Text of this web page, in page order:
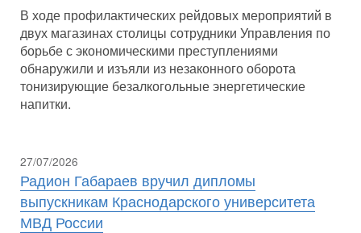
В ходе профилактических рейдовых мероприятий в
двух магазинах столицы сотрудники Управления по
борьбе с экономическими преступлениями
обнаружили и изъяли из незаконного оборота
тонизирующие безалкогольные энергетические
напитки.
27/07/2026
Радион Габараев вручил дипломы
выпускникам Краснодарского университета
МВД России